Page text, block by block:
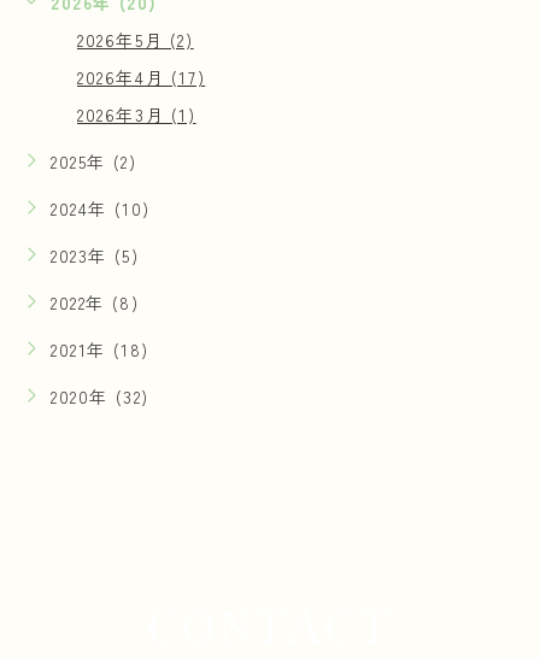
2026年5月 (2)
2026年4月 (17)
2026年3月 (1)
2025年 (2)
2024年 (10)
2023年 (5)
2022年 (8)
2021年 (18)
2020年 (32)